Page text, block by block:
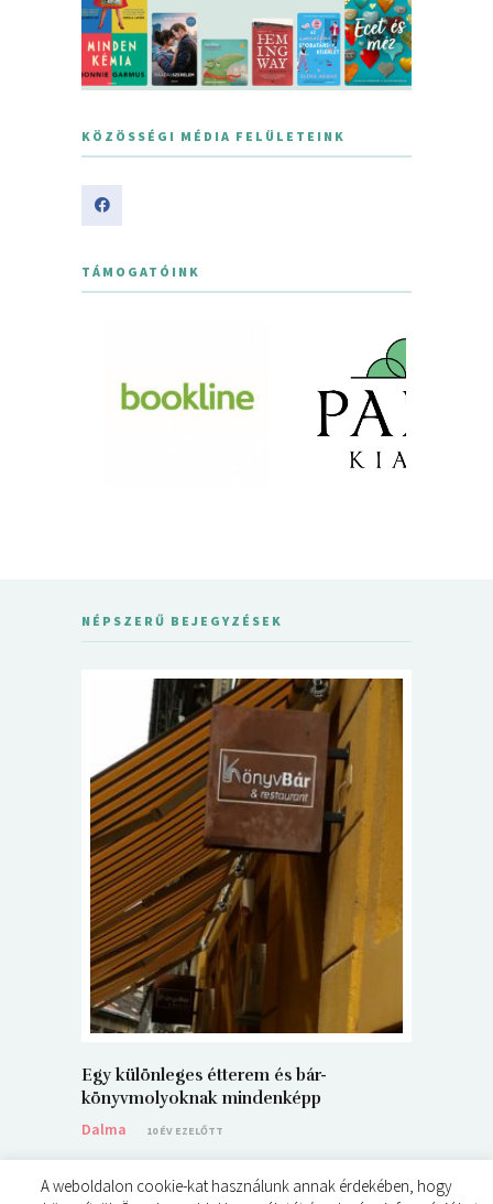
KÖZÖSSÉGI MÉDIA FELÜLETEINK
TÁMOGATÓINK
NÉPSZERŰ BEJEGYZÉSEK
Egy különleges étterem és bár-
könyvmolyoknak mindenképp
Dalma
10 ÉV EZELŐTT
A weboldalon cookie-kat használunk annak érdekében, hogy